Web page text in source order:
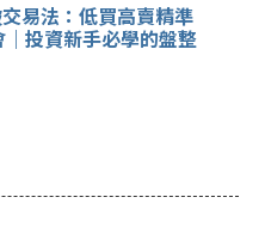
易法：低買高賣精準
投資新手必學的盤整